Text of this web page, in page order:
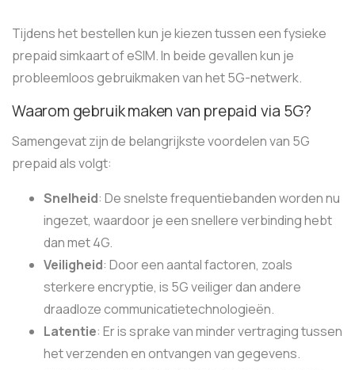
Tijdens het bestellen kun je kiezen tussen een fysieke
prepaid simkaart of eSIM. In beide gevallen kun je
probleemloos gebruikmaken van het 5G-netwerk.
Waarom gebruik maken van prepaid via 5G?
Samengevat zijn de belangrijkste voordelen van 5G
prepaid als volgt:
Snelheid: De snelste frequentiebanden worden nu
ingezet, waardoor je een snellere verbinding hebt
dan met 4G.
Veiligheid: Door een aantal factoren, zoals
sterkere encryptie, is 5G veiliger dan andere
draadloze communicatietechnologieën.
Latentie: Er is sprake van minder vertraging tussen
het verzenden en ontvangen van gegevens.